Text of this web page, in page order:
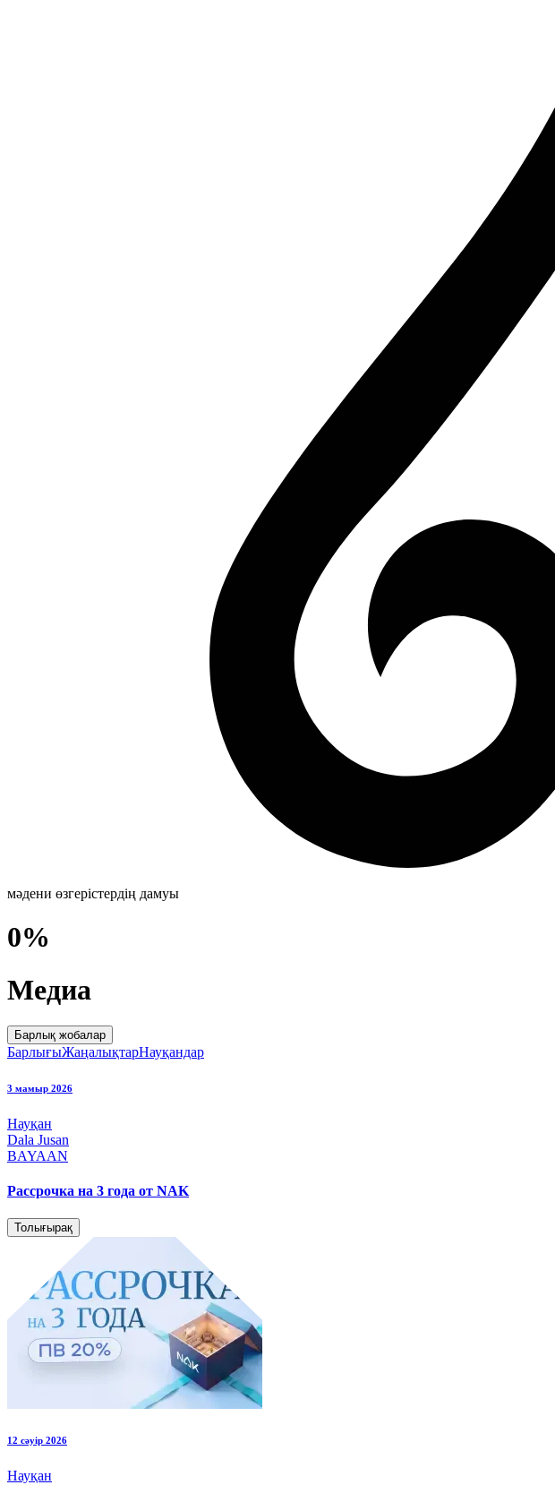
мәдени өзгерістердің дамуы
0%
Медиа
Барлық жобалар
БарлығыЖаңалықтарНауқандар
3 мамыр 2026
Науқан
Dala Jusan
BAYAAN
Рассрочка на 3 года от NAK
Толығырақ
12 сәуір 2026
Науқан